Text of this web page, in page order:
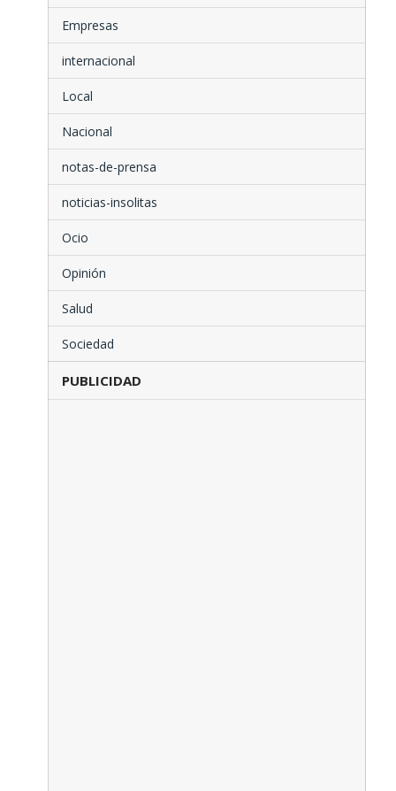
Empresas
internacional
Local
Nacional
notas-de-prensa
noticias-insolitas
Ocio
Opinión
Salud
Sociedad
PUBLICIDAD